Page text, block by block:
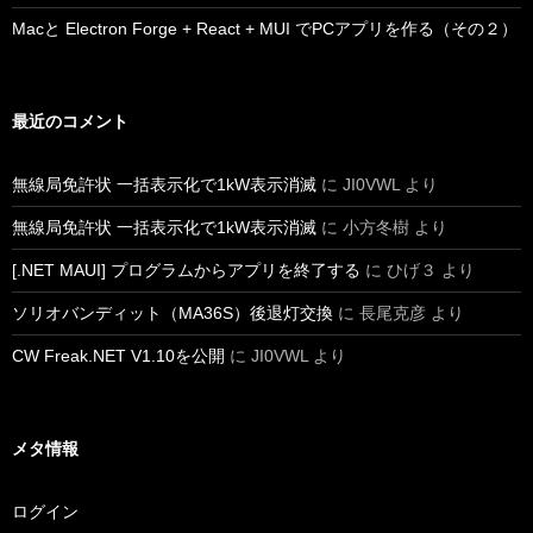
Macと Electron Forge + React + MUI でPCアプリを作る（その２）
最近のコメント
無線局免許状 一括表示化で1kW表示消滅 に JI0VWL より
無線局免許状 一括表示化で1kW表示消滅 に 小方冬樹 より
[.NET MAUI] プログラムからアプリを終了する に ひげ３ より
ソリオバンディット（MA36S）後退灯交換 に 長尾克彦 より
CW Freak.NET V1.10を公開 に JI0VWL より
メタ情報
ログイン